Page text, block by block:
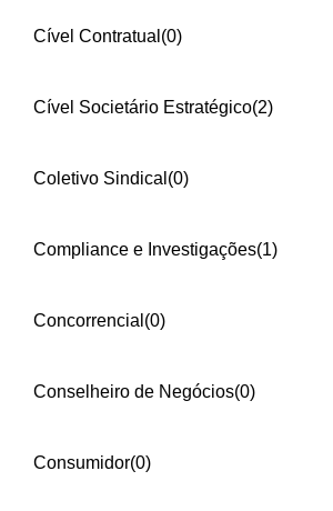
Cível Contratual (0)
Cível Societário Estratégico(2)
Coletivo Sindical (0)
Compliance e Investigações(1)
Concorrencial (0)
Conselheiro de Negócios(0)
Consumidor(0)